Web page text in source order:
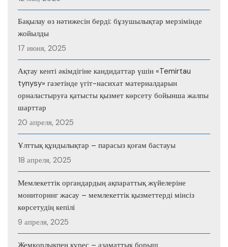
Бақылау өз нәтижесін берді: бұзушылықтар мерзімінде
жойылды
17 июня, 2025
Ақтау кенті әкімдігіне кандидаттар үшін «Temirtau
tynysy» газетінде үгіт-насихат материалдарын
орналастыруға қатысты қызмет көрсету бойынша жалпы
шарттар
20 апреля, 2025
Ұлттық құндылықтар – парасыз қоғам бастауы
18 апреля, 2025
Мемлекеттік органдардың ақпараттық жүйелеріне
мониторинг жасау – мемлекеттік қызметтерді мінсіз
көрсетудің кепілі
9 апреля, 2025